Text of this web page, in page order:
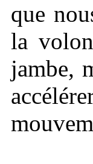
que
la
jambe,